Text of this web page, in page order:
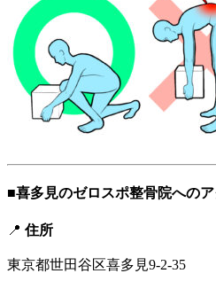
■喜多見のゼロスポ整骨院への
📍 住所
東京都世田谷区喜多見9-2-35